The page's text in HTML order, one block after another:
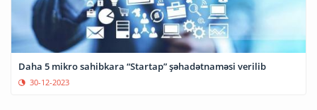
Daha 5 mikro sahibkara “Startap” şəhadətnaməsi verilib
30-12-2023